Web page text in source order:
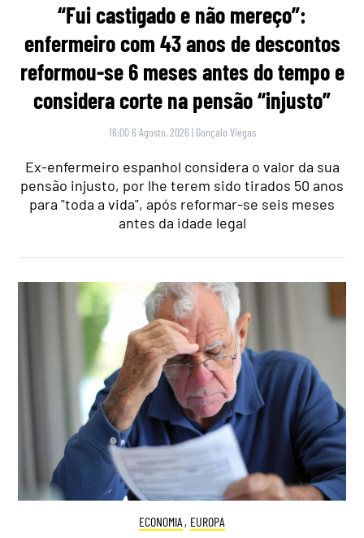
“Fui castigado e não mereço”:
enfermeiro com 43 anos de descontos
reformou-se 6 meses antes do tempo e
considera corte na pensão “injusto”
16:00 6 Agosto, 2026 | Gonçalo Viegas
Ex-enfermeiro espanhol considera o valor da sua
pensão injusto, por lhe terem sido tirados 50 anos
para "toda a vida", após reformar-se seis meses
antes da idade legal
ECONOMIA , EUROPA